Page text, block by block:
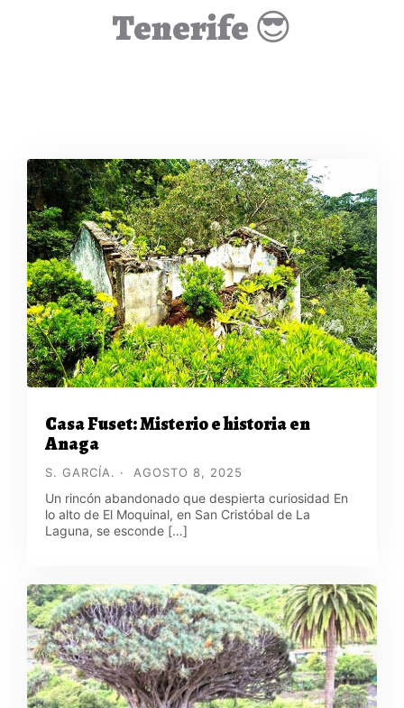
Tenerife 😎
Casa Fuset: Misterio e historia en
Anaga
S. GARCÍA. AGOSTO 8, 2025
Un rincón abandonado que despierta curiosidad En
lo alto de El Moquinal, en San Cristóbal de La
Laguna, se esconde […]